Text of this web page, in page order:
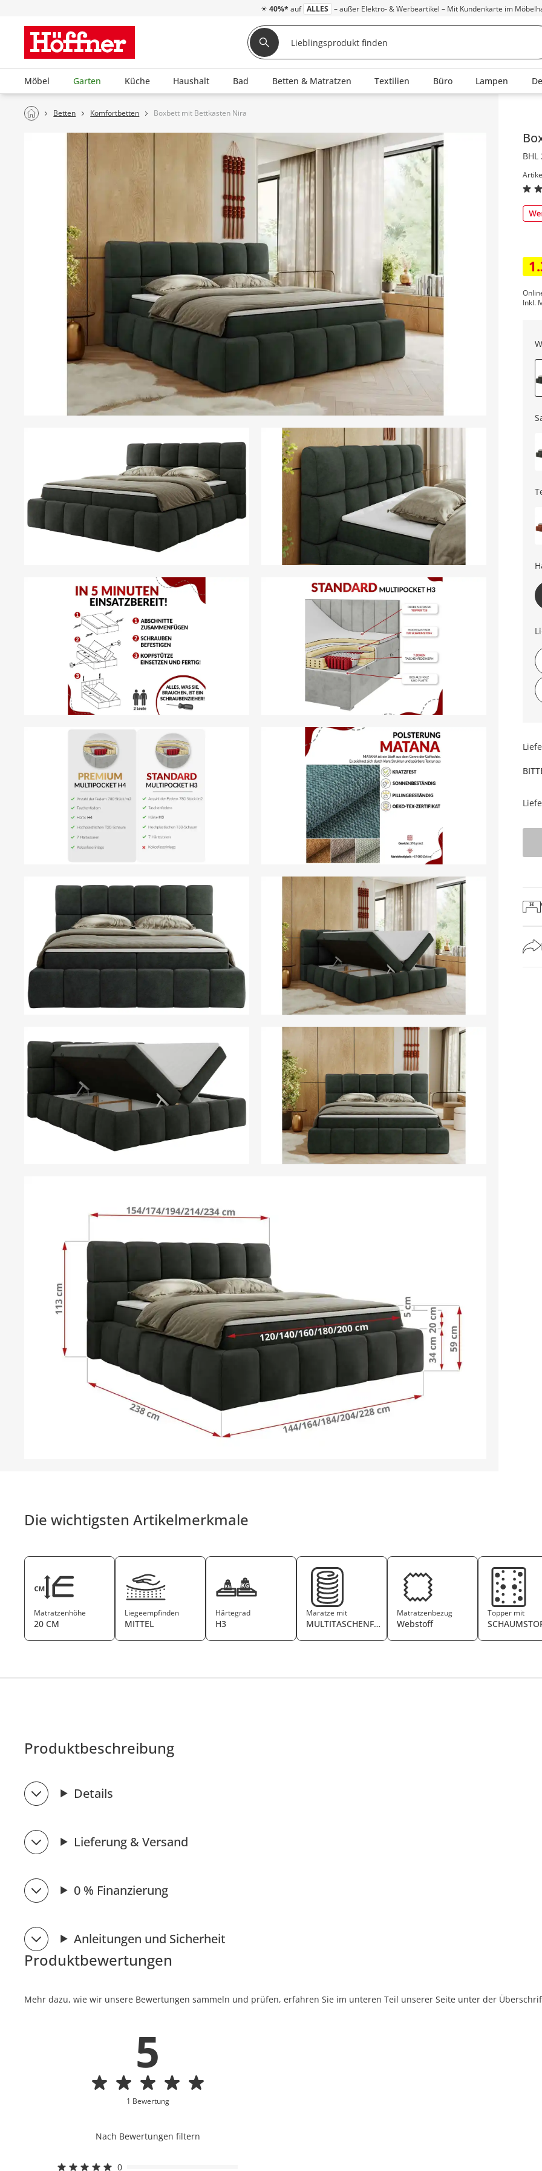
☀ 40%* auf ALLES – außer Elektro- & Werbeartikel – Mit Kundenkarte im
Möbel Garten Küche Haushalt Bad Betten & Matratzen Textilien Büro Lampen
Betten Komfortbetten Boxbett mit Bettkasten Nira
Inkl.
Die wichtigsten Artikelmerkmale
Matratzenhöhe
20 CM
Liegeempfinden
MITTEL
Härtegrad
H3
Maratze mit
MULTITASCHENFEDERKERN
Matratzenbezug
Webstoff
Topper mit
Produktbeschreibung
Details
Lieferung & Versand
0 % Finanzierung
Anleitungen und Sicherheit
Produktbewertungen
Mehr dazu, wie wir unsere Bewertungen sammeln und prüfen, erfahren Sie im unteren Teil unserer Seite unter der
5
1 Bewertung
Nach Bewertungen filtern
0